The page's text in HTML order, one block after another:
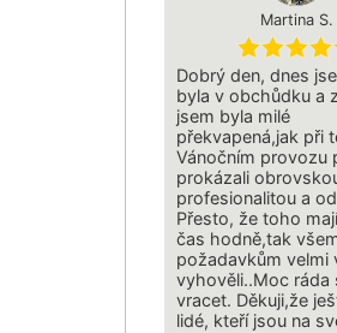
Martina S.
Dobrý den, dnes
byla v obchůdku a
jsem byla milé
překvapená,jak při
Vánočním provozu
prokázali
profesionalitou a
Přesto, že toho
čas hodně,tak
požadavkům velmi
vyhověli..Moc ráda
vracet. Děkuji,že
lidé, kteří jsou na